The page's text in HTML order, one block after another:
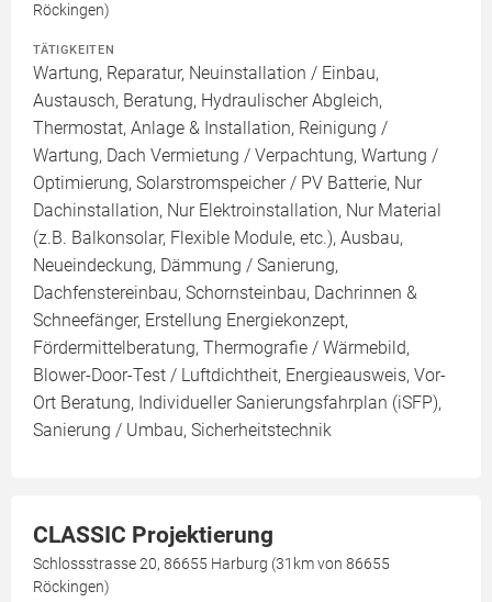
Röckingen)
TÄTIGKEITEN
Wartung, Reparatur, Neuinstallation / Einbau,
Austausch, Beratung, Hydraulischer Abgleich,
Thermostat, Anlage & Installation, Reinigung /
Wartung, Dach Vermietung / Verpachtung, Wartung /
Optimierung, Solarstromspeicher / PV Batterie, Nur
Dachinstallation, Nur Elektroinstallation, Nur Material
(z.B. Balkonsolar, Flexible Module, etc.), Ausbau,
Neueindeckung, Dämmung / Sanierung,
Dachfenstereinbau, Schornsteinbau, Dachrinnen &
Schneefänger, Erstellung Energiekonzept,
Fördermittelberatung, Thermografie / Wärmebild,
Blower-Door-Test / Luftdichtheit, Energieausweis, Vor-
Ort Beratung, Individueller Sanierungsfahrplan (iSFP),
Sanierung / Umbau, Sicherheitstechnik
CLASSIC Projektierung
Schlossstrasse 20, 86655 Harburg (31km von 86655
Röckingen)